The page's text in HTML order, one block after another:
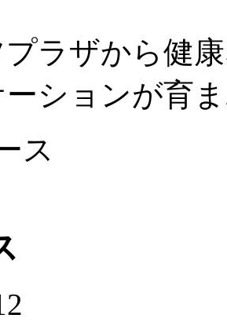
ラザから健
ーションが育
ス